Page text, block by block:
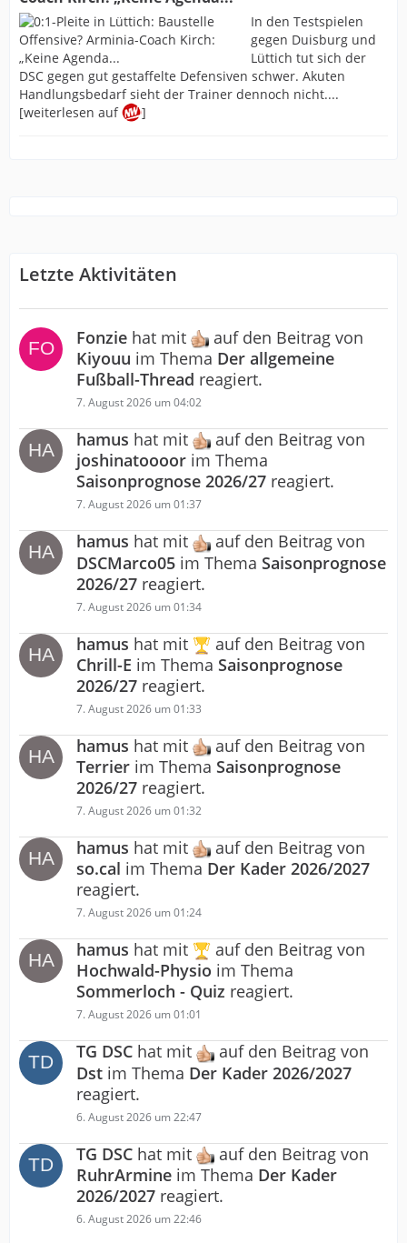
In den Testspielen
gegen Duisburg und
Lüttich tut sich der
DSC gegen gut gestaffelte Defensiven schwer. Akuten
Handlungsbedarf sieht der Trainer dennoch nicht....
[weiterlesen auf
]
Letzte Aktivitäten
Fonzie hat mit
auf den Beitrag von
Kiyouu im Thema Der allgemeine
Fußball-Thread reagiert.
7. August 2026 um 04:02
hamus hat mit
auf den Beitrag von
joshinatoooor im Thema
Saisonprognose 2026/27 reagiert.
7. August 2026 um 01:37
hamus hat mit
auf den Beitrag von
DSCMarco05 im Thema Saisonprognose
2026/27 reagiert.
7. August 2026 um 01:34
hamus hat mit
auf den Beitrag von
Chrill-E im Thema Saisonprognose
2026/27 reagiert.
7. August 2026 um 01:33
hamus hat mit
auf den Beitrag von
Terrier im Thema Saisonprognose
2026/27 reagiert.
7. August 2026 um 01:32
hamus hat mit
auf den Beitrag von
so.cal im Thema Der Kader 2026/2027
reagiert.
7. August 2026 um 01:24
hamus hat mit
auf den Beitrag von
Hochwald-Physio im Thema
Sommerloch - Quiz reagiert.
7. August 2026 um 01:01
TG DSC hat mit
auf den Beitrag von
Dst im Thema Der Kader 2026/2027
reagiert.
6. August 2026 um 22:47
TG DSC hat mit
auf den Beitrag von
RuhrArmine im Thema Der Kader
2026/2027 reagiert.
6. August 2026 um 22:46